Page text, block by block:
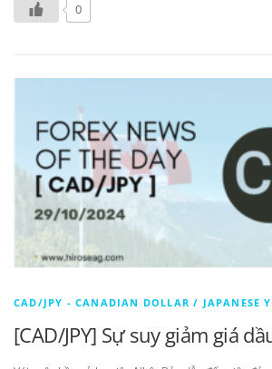
0
CAD/JPY - CANADIAN DOLLAR / JAPANESE
[CAD/JPY] Sự suy giảm giá